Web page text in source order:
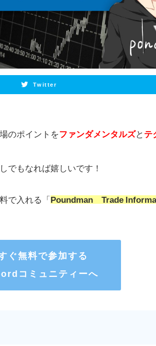
Twitter
のポイントをファンダメンタルズと テ
でもなれば嬉しいです！
で入れる「 Poundman Trade
ぐ無料で参加する
コミュニティーへ